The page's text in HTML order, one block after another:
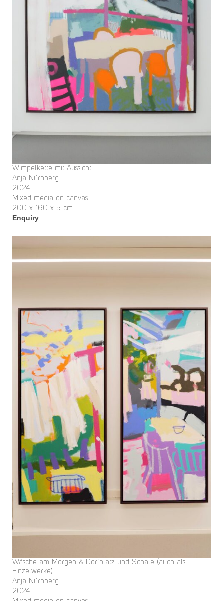
Wimpelkette mit Aussicht
Anja Nürnberg
2024
Mixed media on canvas
200 x 160 x 5 cm
Enquiry
Wäsche am Morgen & Dorfplatz und Schale (auch als
Einzelwerke)
Anja Nürnberg
2024